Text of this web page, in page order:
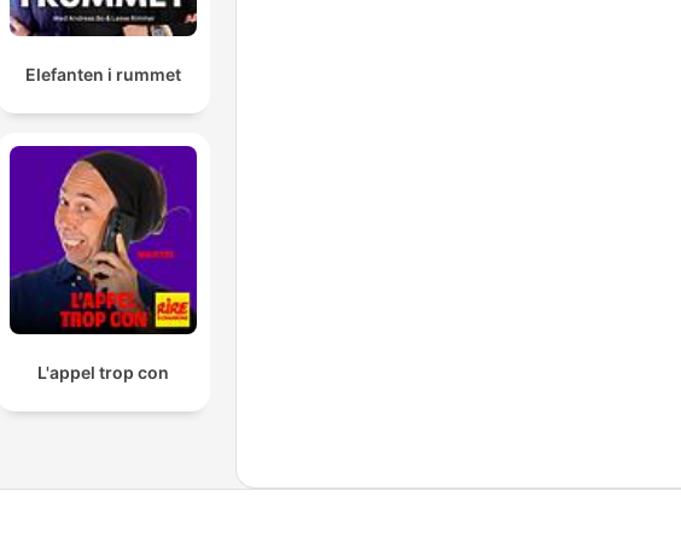
Elefanten i rummet
L'appel trop con